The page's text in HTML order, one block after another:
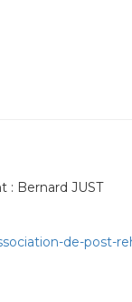
: Bernard JUST
de-post-